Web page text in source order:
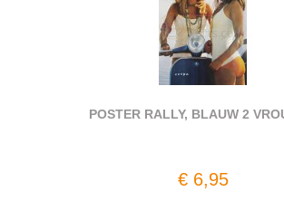
POSTER RALLY, BLAUW 2
€ 6,95